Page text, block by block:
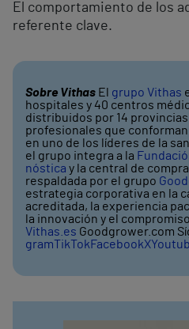
El comportamiento de los
referente clave.
Sobre Vithas El grupo Vithas
hospitales y 40 centros
distribuidos por 14
profesionales que
en uno de los líderes de la
el grupo integra a la
nóstica y la central de
respaldada por el grupo
estrategia corporativa en la
acreditada, la experiencia
la innovación y el
Vithas.es Goodgrower.com
gramTikTokFacebookX